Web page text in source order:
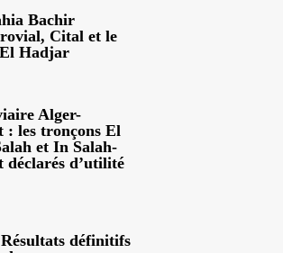
Bachir
Cital et le
Hadjar
Alger-
: les tronçons El
et In Salah-
déclarés d’utilité
définitifs